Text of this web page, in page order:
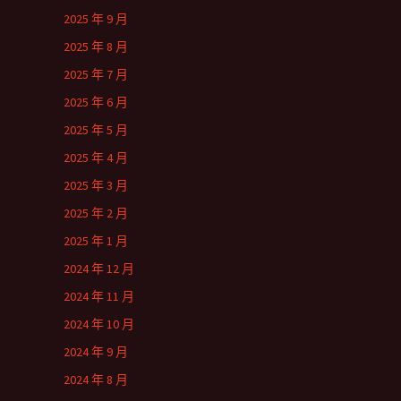
2025 年 9 月
2025 年 8 月
2025 年 7 月
2025 年 6 月
2025 年 5 月
2025 年 4 月
2025 年 3 月
2025 年 2 月
2025 年 1 月
2024 年 12 月
2024 年 11 月
2024 年 10 月
2024 年 9 月
2024 年 8 月